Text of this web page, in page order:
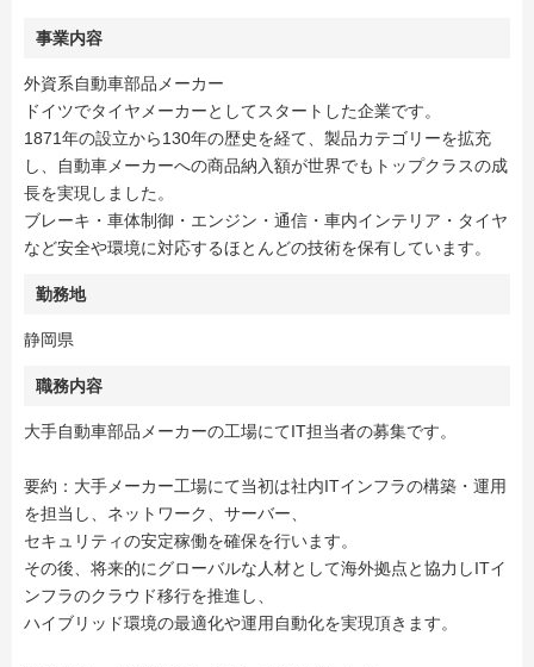
事業内容
外資系自動車部品メーカー
ドイツでタイヤメーカーとしてスタートした企業です。
1871年の設立から130年の歴史を経て、製品カテゴリーを拡充
し、自動車メーカーへの商品納入額が世界でもトップクラスの成
長を実現しました。
ブレーキ・車体制御・エンジン・通信・車内インテリア・タイヤ
など安全や環境に対応するほとんどの技術を保有しています。
勤務地
静岡県
職務内容
大手自動車部品メーカーの工場にてIT担当者の募集です。
要約：大手メーカー工場にて当初は社内ITインフラの構築・運用
を担当し、ネットワーク、サーバー、
セキュリティの安定稼働を確保を行います。
その後、将来的にグローバルな人材として海外拠点と協力しITイ
ンフラのクラウド移行を推進し、
ハイブリッド環境の最適化や運用自動化を実現頂きます。